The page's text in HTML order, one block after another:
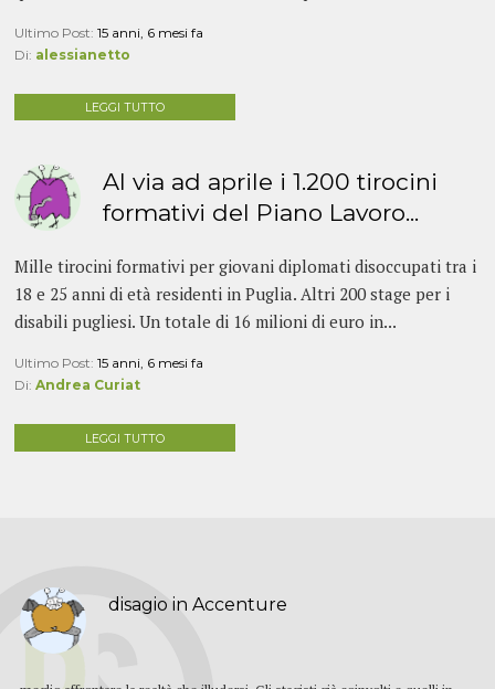
Ultimo Post:15 anni, 6 mesi fa
Di: alessianetto
LEGGI TUTTO
Al via ad aprile i 1.200 tirocini
formativi del Piano Lavoro...
Mille tirocini formativi per giovani diplomati disoccupati tra i
18 e 25 anni di età residenti in Puglia. Altri 200 stage per i
disabili pugliesi. Un totale di 16 milioni di euro in...
Ultimo Post:15 anni, 6 mesi fa
Di:Andrea Curiat
LEGGI TUTTO
disagio in Accenture